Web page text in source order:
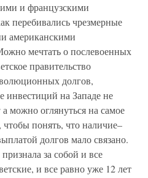
и французскими
перебивались чрезмерные
американскими
мечтать о послевоенных
правительство
долгов,
инвестиций на Западе не
можно оглянуться на самое
понять, что наличие–
долгов мало связано.
за собой и все
и все равно уже 12 лет